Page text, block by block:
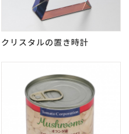
クリスタルの置き時計